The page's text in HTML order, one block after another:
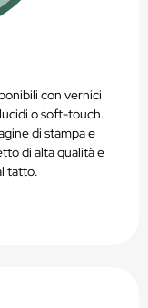
con vernici
o soft-touch.
di stampa e
di alta qualità e
tatto.